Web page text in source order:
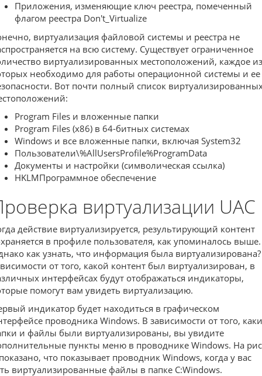
Приложения, изменяющие ключ реестра, помеченный
флагом реестра Don't_Virtualize
виртуализация файловой системы и реестра не
на всю систему. Существует ограниченное
виртуализированных местоположений, каждое из
необходимо для работы операционной системы и ее
Вот почти полный список
Program Files и вложенные папки
Program Files (x86) в 64-битных системах
Windows и все вложенные папки, включая System32
Пользователи\%AllUsersProfile%ProgramData
Документы и настройки (символическая ссылка)
HKLMПрограммное обеспечение
виртуализации UAC
действие виртуализируется, результирующий контент
в профиле пользователя, как упоминалось выше.
как узнать, что информация была
от того, какой контент был виртуализирован, в
интерфейсах будут отображаться индикаторы,
помогут вам увидеть виртуализацию.
индикатор будет находиться в графическом
проводника Windows. В зависимости от того,
и файлы были виртуализированы, вы увидите
пункты меню в проводнике Windows. На
что показывает проводник Windows, когда у вас
виртуализированные файлы в папке C:Windows.